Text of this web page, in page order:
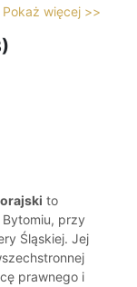
Pokaż więcej >>
to
Bytomiu, przy
Śląskiej. Jej
prawnego i